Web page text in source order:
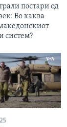
постари од
Во каква
македонскиот
систем?